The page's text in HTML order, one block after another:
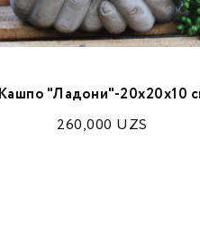
Кашпо "Ладони"-20х20х10
260,000 UZS